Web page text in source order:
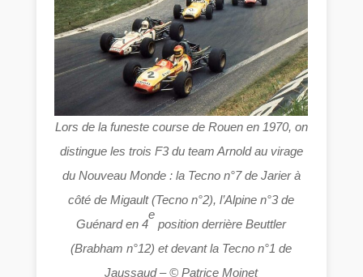
Lors de la funeste course de Rouen en 1970, on
distingue les trois F3 du team Arnold au virage
du Nouveau Monde : la Tecno n°7 de Jarier à
côté de Migault (Tecno n°2), l’Alpine n°3 de
Guénard en 4
e
position derrière Beuttler
(Brabham n°12) et devant la Tecno n°1 de
Jaussaud–© Patrice Moinet